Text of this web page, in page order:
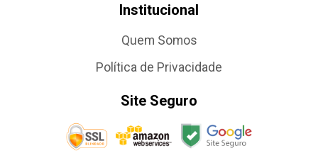
Institucional
Quem Somos
Política de Privacidade
Site Seguro